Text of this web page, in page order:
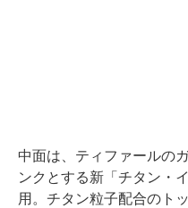
中面は、ティファールの
ンクとする新「チタン・
用。チタン粒子配合のト